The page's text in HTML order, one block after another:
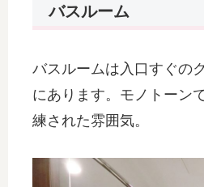
バスルーム
バスルームは入口すぐの
にあります。モノトーン
練された雰囲気。